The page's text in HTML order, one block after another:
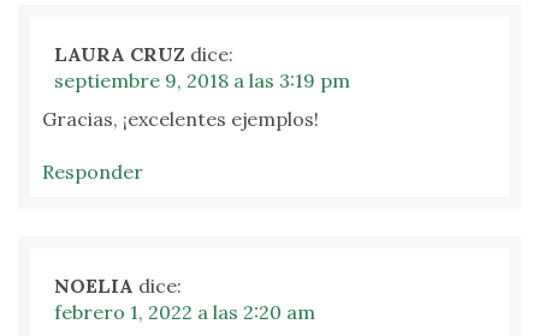
LAURA CRUZ dice:
septiembre 9, 2018 a las 3:19 pm
Gracias, ¡excelentes ejemplos!
Responder
NOELIA dice:
febrero 1, 2022 a las 2:20 am